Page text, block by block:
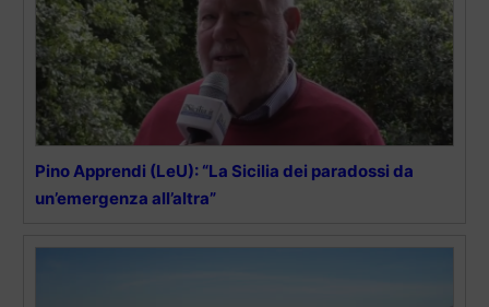
Pino Apprendi (LeU): “La Sicilia dei paradossi da
un’emergenza all’altra”